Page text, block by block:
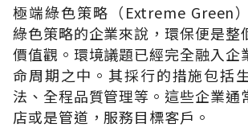
極端綠色策略（Extreme Green
綠色策略的企業來說，環保便是整
價值觀。環境議題已經完全融入企
命周期之中。其採行的措施包括
法、全程品質管理等。這些企業通
店或是管道，服務目標客戶。